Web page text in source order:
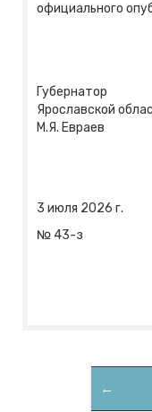
официального
Губернатор
М.Я. Евраев
3 июля 2026 г.
№ 43-з
←